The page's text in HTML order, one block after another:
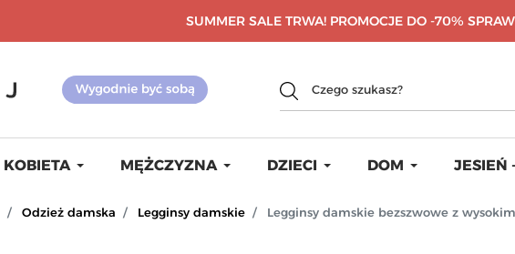
SUMMER SALE TRWA! PROMOCJE DO -70%
KOBIETA MĘŻCZYZNA DZIECI DOM JESIEŃ
Odzież damska Legginsy damskie Legginsy damskie bezszwowe z